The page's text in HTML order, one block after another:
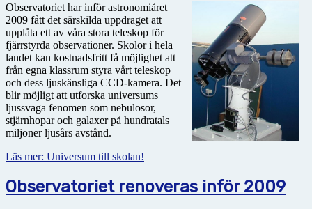
Observatoriet har inför astronomiåret
2009 fått det särskilda uppdraget att
upplåta ett av våra stora teleskop för
fjärrstyrda observationer. Skolor i hela
landet kan kostnadsfritt få möjlighet att
från egna klassrum styra vårt teleskop
och dess ljuskänsliga CCD-kamera. Det
blir möjligt att utforska universums
ljussvaga fenomen som nebulosor,
stjärnhopar och galaxer på hundratals
miljoner ljusårs avstånd.
Läs mer: Universum till skolan!
Observatoriet renoveras inför 2009